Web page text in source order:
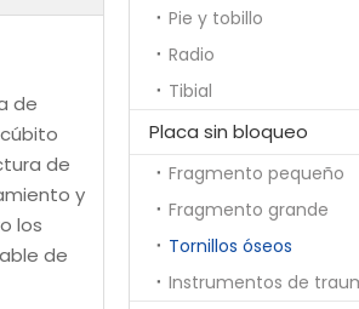
de
de
y
los
de
Pie y tobillo
Radio
Tibial
Placa sin bloqueo
Fragmento pequeño
Fragmento grande
Tornillos óseos
Instrumentos de